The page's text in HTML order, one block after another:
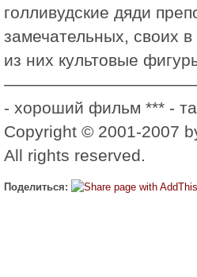
голливудские дяди
замечательных, своих
из них культовые
——————————————-
- хороший фильм *** -
Copyright © 2001-2007
All rights reserved.
Поделиться: